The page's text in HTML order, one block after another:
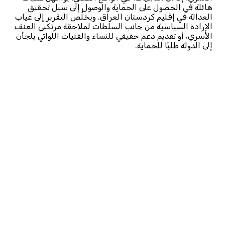
هائلة في الحصول على الحماية والوصول إلى سبل تحقيق
العدالة في إقليم كردستان العراق. ويخلُص التقرير إلى غياب
الإرادة السياسية من جانب السلطات لملاحقة مرتكبي العنف
الأسري، أو تقديم دعم حقيقي للنساء والفتيات اللواتي يلجأن
إلى الدولة طلبًا للحماية.